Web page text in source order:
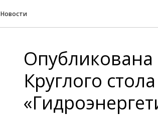
Новости
Круглого стола